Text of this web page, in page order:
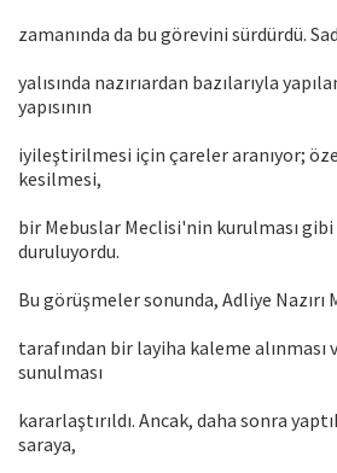
zamanında da bu görevini sürdürdü.
yalısında nazırıardan bazılarıyla
yapısının
iyileştirilmesi için çareler aranıyor;
kesilmesi,
bir Mebuslar Meclisi'nin kurulması
duruluyordu.
Bu görüşmeler sonunda, Adliye Nazırı
tarafından bir layiha kaleme alınması
sunulması
kararlaştırıldı. Ancak, daha sonra
saraya,